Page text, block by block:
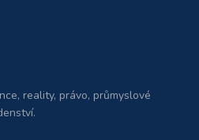
reality, právo, průmyslové